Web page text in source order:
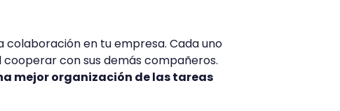
colaboración en tu empresa. Cada uno
con sus demás compañeros.
mejor organización de las tareas